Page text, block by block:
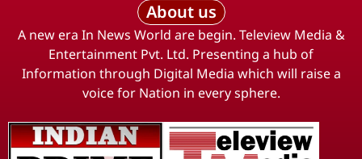
About us
A new era In News World are begin. Teleview Media &
Entertainment Pvt. Ltd. Presenting a hub of
Information through Digital Media which will raise a
voice for Nation in every sphere.